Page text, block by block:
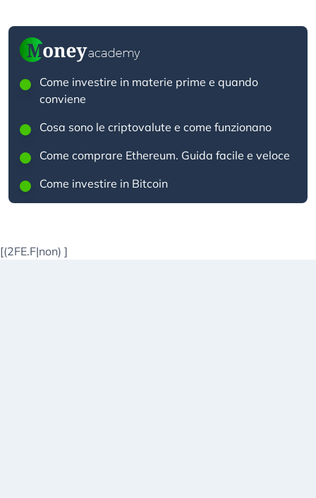
Come investire in materie prime e quando
conviene
Cosa sono le criptovalute e come funzionano
Come comprare Ethereum. Guida facile e veloce
Come investire in Bitcoin
[(2FE.F|non) ]